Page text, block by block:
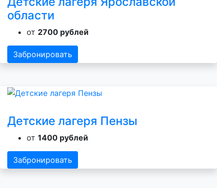
области
от 2700 рублей
Забронировать
Детские лагеря Пензы
от 1400 рублей
Забронировать